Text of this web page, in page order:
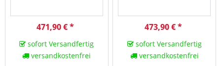
471,90 € *
sofort Versandfertig
versandkostenfrei
473,90 € *
sofort Versandfertig
versandkostenfrei